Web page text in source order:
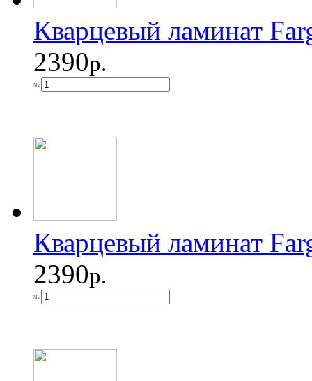
Кварцевый ламинат
2390р.
м2
Кварцевый ламинат
2390р.
м2